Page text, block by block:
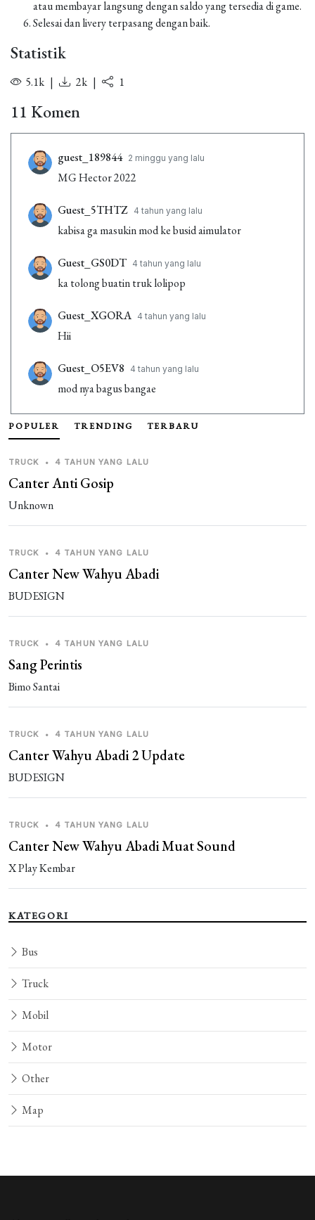
atau membayar langsung dengan saldo yang tersedia di game.
Selesai dan livery terpasang dengan baik.
Statistik
5.1k | 2k | 1
11 Komen
guest_189844 2 minggu yang lalu
MG Hector 2022
Guest_5THTZ 4 tahun yang lalu
kabisa ga masukin mod ke busid aimulator
Guest_GS0DT 4 tahun yang lalu
ka tolong buatin truk lolipop
Guest_XGORA 4 tahun yang lalu
Hii
Guest_O5EV8 4 tahun yang lalu
mod nya bagus bangae
Guest_6GKRW 4 tahun yang lalu
BUSS
bagus.bauget
Guest_EASCZ 4 tahun yang lalu
gerry
Guest_O5EV8 4 tahun yang lalu
mod nya bagus bangat
Guest_TD6QI
kak tolong buatin bus pariwisata tentram terbaru
POPULER TRENDING TERBARU
TRUCK • 4 TAHUN YANG LALU
Canter Anti Gosip
Unknown
TRUCK • 4 TAHUN YANG LALU
Canter New Wahyu Abadi
BUDESIGN
TRUCK • 4 TAHUN YANG LALU
Sang Perintis
Bimo Santai
TRUCK • 4 TAHUN YANG LALU
Canter Wahyu Abadi 2 Update
BUDESIGN
TRUCK • 4 TAHUN YANG LALU
Canter New Wahyu Abadi Muat Sound
X Play Kembar
KATEGORI
Bus
Truck
Mobil
Motor
Other
Map